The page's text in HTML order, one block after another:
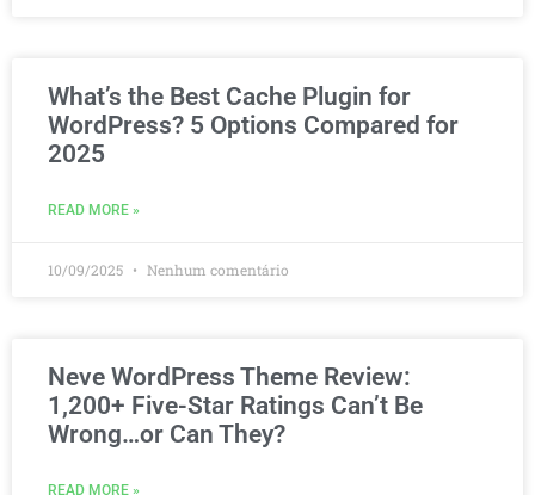
What’s the Best Cache Plugin for
WordPress? 5 Options Compared for
2025
READ MORE »
10/09/2025 Nenhum comentário
Neve WordPress Theme Review:
1,200+ Five-Star Ratings Can’t Be
Wrong…or Can They?
READ MORE »